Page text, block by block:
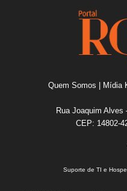
Quem Somos Mídia
Rua Joaquim Alves
CEP: 14802-
Suporte de TI e